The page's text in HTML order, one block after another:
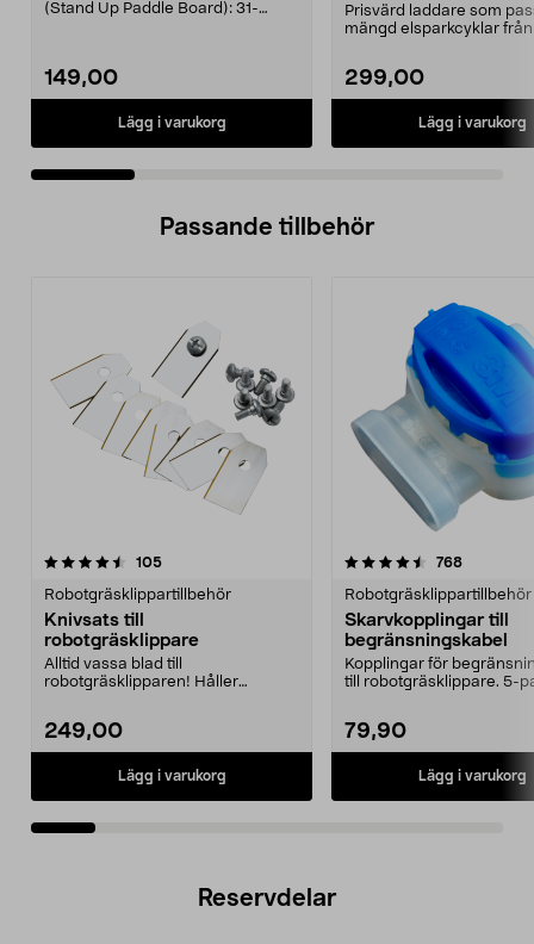
(Stand Up Paddle Board): 31-
149,00
Lägg i varukorg
E-Way m.fl.
Prisvärd laddare som
mängd elsparkcyklar från
299,00
Lägg i varukorg
Passande tillbehör
105recensioner
Robotgräsklippartillbehör
Knivsats till
robotgräsklippare
Alltid vassa blad till
robotgräsklipparen! Håller
249,00
Lägg i varukorg
4.5av 5 stjärnor 768
Robotgräsklippartillbehör
Skarvkopplingar till
begränsningskabel
Kopplingar för
till robotgräsklippare. 5-
79,90
Lägg i varukorg
0.0 av 5 stjärnor
Reservdelar